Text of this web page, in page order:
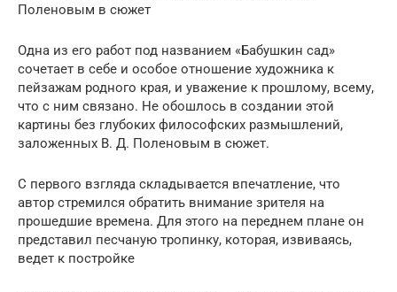
Поленовым в сюжет
Одна из его работ под названием «Бабушкин сад»
сочетает в себе и особое отношение художника к
пейзажам родного края, и уважение к прошлому, всему,
что с ним связано. Не обошлось в создании этой
картины без глубоких философских размышлений,
заложенных В. Д. Поленовым в сюжет.
С первого взгляда складывается впечатление, что
автор стремился обратить внимание зрителя на
прошедшие времена. Для этого на переднем плане он
представил песчаную тропинку, которая, извиваясь,
ведет к постройке